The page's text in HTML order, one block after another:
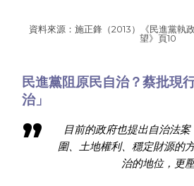
資料來源：施正鋒（2013）《民進黨執
望》頁10
民進黨阻原民自治？蔡批現
治」
目前的政府也提出自治法
圍、土地權利、穩定財源的
治的地位，更